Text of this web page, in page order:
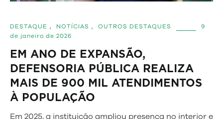
DESTAQUE , NOTÍCIAS , OUTROS DESTAQUES
9
de janeiro de 2026
EM ANO DE EXPANSÃO,
DEFENSORIA PÚBLICA REALIZA
MAIS DE 900 MIL ATENDIMENTOS
À POPULAÇÃO
Em 2025, a instituição ampliou presença no interior e